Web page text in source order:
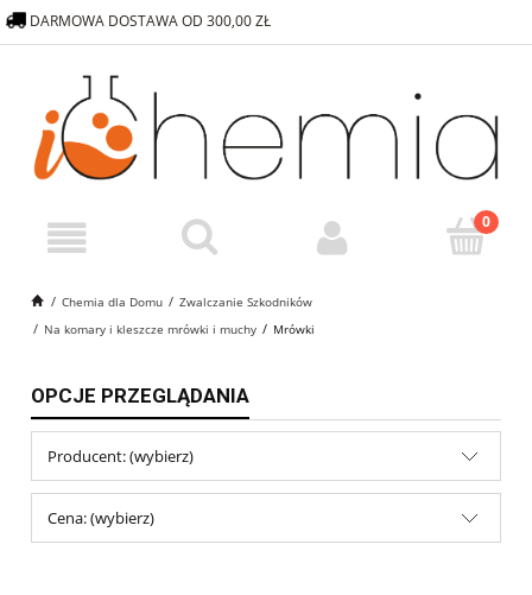
Chemia dla Domu
Zwalczanie Szkodników
Na komary i kleszcze mrówki i muchy
Mrówki
DARMOWA DOSTAWA OD 300,00 ZŁ
OPCJE PRZEGLĄDANIA
Producent: (wybierz)
Cena: (wybierz)